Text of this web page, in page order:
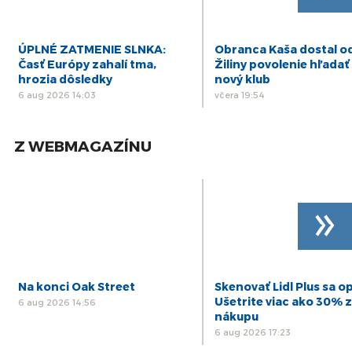
ÚPLNÉ ZATMENIE SLNKA:
Časť Európy zahalí tma,
hrozia dôsledky
6 aug 2026 14:03
Obranca Kaša dostal
Žiliny povolenie hľadať
nový klub
včera 19:54
Z WEBMAGAZÍNU
Na konci Oak Street
6 aug 2026 14:56
Skenovať Lidl Plus sa
Ušetrite viac ako 30% z
nákupu
6 aug 2026 17:23
»